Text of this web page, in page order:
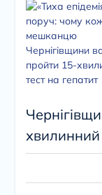
хвилинний